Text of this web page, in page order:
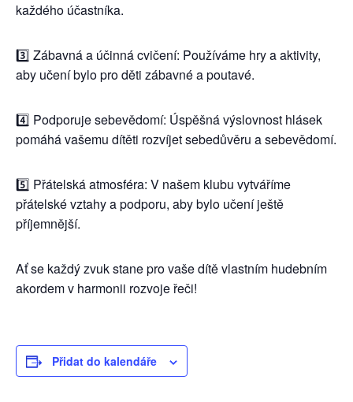
každého účastníka.
3️⃣ Zábavná a účinná cvičení: Používáme hry a aktivity,
aby učení bylo pro děti zábavné a poutavé.
4️⃣ Podporuje sebevědomí: Úspěšná výslovnost hlásek
pomáhá vašemu dítěti rozvíjet sebedůvěru a sebevědomí.
5️⃣ Přátelská atmosféra: V našem klubu vytváříme
přátelské vztahy a podporu, aby bylo učení ještě
příjemnější.
Ať se každý zvuk stane pro vaše dítě vlastním hudebním
akordem v harmonii rozvoje řeči!
Přidat do kalendáře